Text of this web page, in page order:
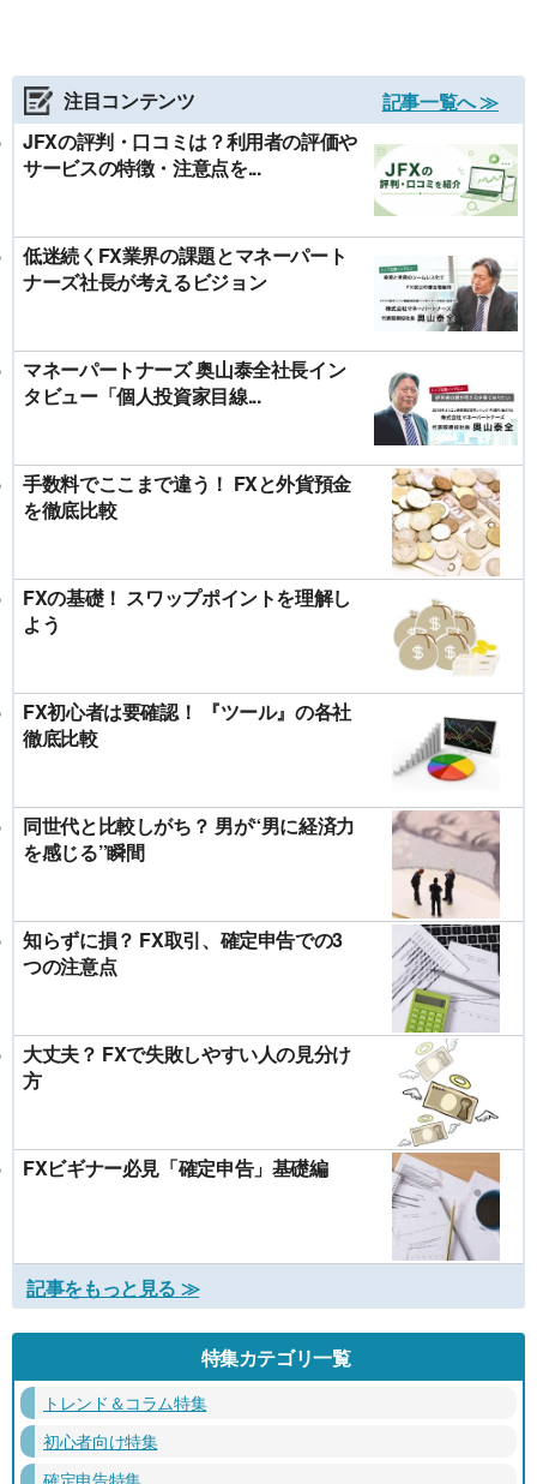
注目コンテンツ
記事一覧へ ≫
JFXの評判・口コミは？利用者の評価や
サービスの特徴・注意点を...
低迷続くFX業界の課題とマネーパート
ナーズ社長が考えるビジョン
マネーパートナーズ 奥山泰全社長イン
タビュー「個人投資家目線...
手数料でここまで違う！ FXと外貨預金
を徹底比較
FXの基礎！ スワップポイントを理解し
よう
FX初心者は要確認！ 『ツール』の各社
徹底比較
同世代と比較しがち？ 男が“男に経済力
を感じる”瞬間
知らずに損？ FX取引、確定申告での3
つの注意点
大丈夫？ FXで失敗しやすい人の見分け
方
FXビギナー必見「確定申告」基礎編
記事をもっと見る ≫
特集カテゴリ一覧
トレンド＆コラム特集
初心者向け特集